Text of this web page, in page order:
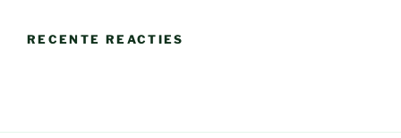
RECENTE REACTIES